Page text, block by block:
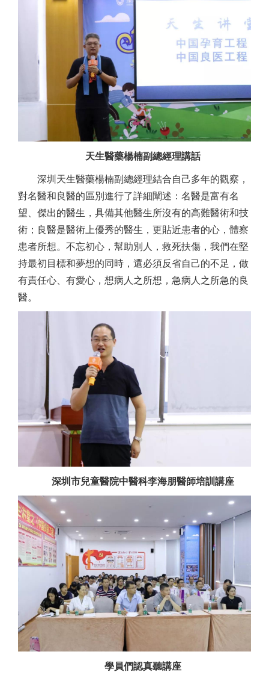
天生醫藥楊楠副總經理講話
深圳天生醫藥楊楠副總經理結合自己多年的觀察，
對名醫和良醫的區別進行了詳細闡述：名醫是富有名
望、傑出的醫生，具備其他醫生所沒有的高難醫術和技
術；良醫是醫術上優秀的醫生，更貼近患者的心，體察
患者所想。不忘初心，幫助別人，救死扶傷，我們在堅
持最初目標和夢想的同時，還必須反省自己的不足，做
有責任心、有愛心，想病人之所想，急病人之所急的良
醫。
深圳市兒童醫院中醫科李海朋醫師培訓講座
學員們認真聽講座